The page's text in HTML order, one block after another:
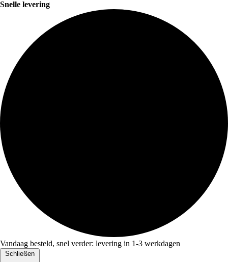
Snelle levering
Vandaag besteld, snel verder: levering in 1-3 werkdagen
Schließen